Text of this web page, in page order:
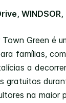
Green é
famílias,
a
gratuitos
na maior